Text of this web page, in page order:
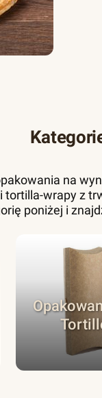
na
i tortilla-wrapy z
poniżej i